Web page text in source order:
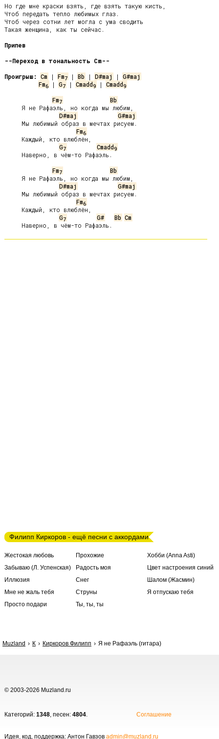
Но где мне краски взять, где взять такую кисть,
Чтоб передать тепло любимых глаз.
Чтоб через сотни лет могла с ума сводить
Такая женщина, как ты сейчас.
Припев
--Переход в тональность Cm--
Проигрыш:
Cm | Fm7 | Bb | D#maj | G#maj
Fm6 | G7 | Cmadd9 | Cmadd9
Fm7
Bb
D#maj
G#maj
Fm6
G7 Cmadd9
Fm7
Bb
D#maj
G#maj
Fm6
G7 G# Bb Cm
Филипп Киркоров - ещё песни с аккордами
Жестокая любовь
Забываю (Л. Успенская)
Иллюзия
Мне не жаль тебя
Просто подари
Прохожие
Радость моя
Снег
Струны
Ты, ты, ты
Хобби (Anna Asti)
Цвет настроения синий
Шалом (Жасмин)
Я отпускаю тебя
Muzland К Киркоров Филипп Я не Рафаэль (гитара)
© 2003-2026 Muzland.ru
Категорий: 1348, песен: 4804. Соглашение
Идея, код, поддержка: Антон Гавзов admin@muzland.ru